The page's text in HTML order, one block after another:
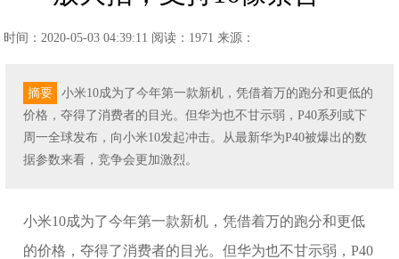
时间：2020-05-03 04:39:11 阅读：1971 来源：
摘要
小米10成为了今年第一款新机，凭借着万的跑分和更低的
价格，夺得了消费者的目光。但华为也不甘示弱，P40系列或下
周一全球发布，向小米10发起冲击。从最新华为P40被爆出的数
据参数来看，竞争会更加激烈。​
小米10成为了今年第一款新机，凭借着万的跑分和更低
的价格，夺得了消费者的目光。但华为也不甘示弱，P40